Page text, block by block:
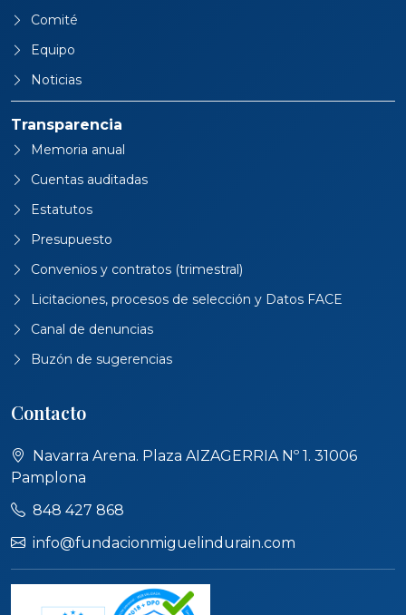
Comité
Equipo
Noticias
Transparencia
Memoria anual
Cuentas auditadas
Estatutos
Presupuesto
Convenios y contratos (trimestral)
Licitaciones, procesos de selección y Datos FACE
Canal de denuncias
Buzón de sugerencias
Contacto
Navarra Arena. Plaza AIZAGERRIA Nº 1. 31006
Pamplona
848 427 868
info@fundacionmiguelindurain.com